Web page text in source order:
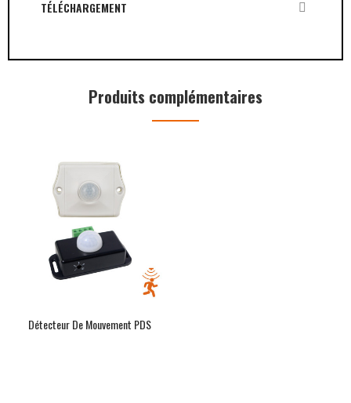
TÉLÉCHARGEMENT
Produits complémentaires
Détecteur De Mouvement PDS